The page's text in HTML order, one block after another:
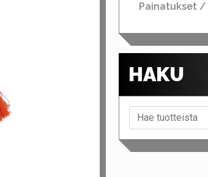
Painatukset
HAKU